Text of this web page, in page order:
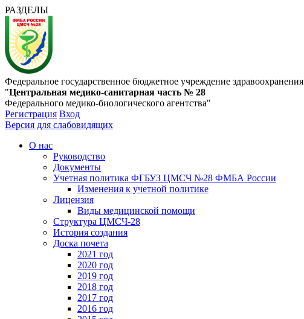
РАЗДЕЛЫ
Федеральное государственное бюджетное учреждение здравоохранения
"Центральная медико-санитарная часть № 28
Федерального медико-биологического агентства"
Регистрация Вход
Версия для слабовидящих
О нас
Руководство
Документы
Учетная политика ФГБУЗ ЦМСЧ №28 ФМБА России
Изменения к учетной политике
Лицензия
Виды медицинской помощи
Структура ЦМСЧ-28
История создания
Доска почета
2021 год
2020 год
2019 год
2018 год
2017 год
2016 год